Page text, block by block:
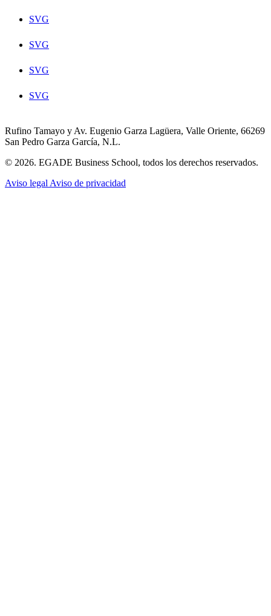
SVG
SVG
SVG
SVG
Rufino Tamayo y Av. Eugenio Garza Lagüera, Valle Oriente, 66269
San Pedro Garza García, N.L.
© 2026. EGADE Business School, todos los derechos reservados.
Aviso legal Aviso de privacidad